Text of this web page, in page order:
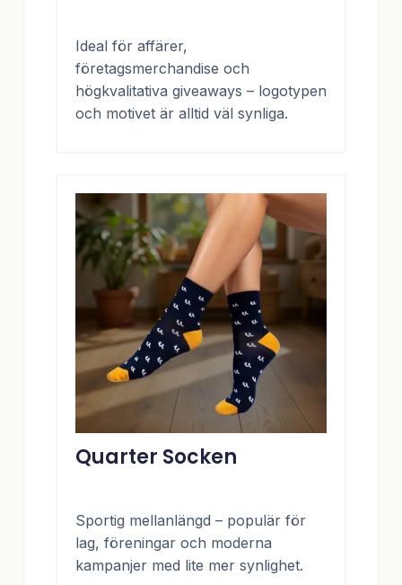
Ideal för affärer,
företagsmerchandise och
högkvalitativa giveaways – logotypen
och motivet är alltid väl synliga.
Quarter Socken
Sportig mellanlängd – populär för
lag, föreningar och moderna
kampanjer med lite mer synlighet.